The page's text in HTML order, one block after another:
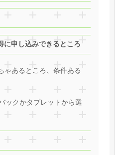
に申し込みできるところ
ゃあるところ、条件ある
ックかタブレットから選